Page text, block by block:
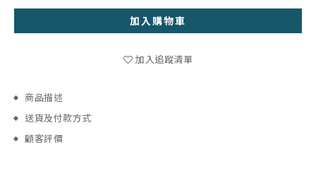
加入購物車
加入追蹤清單
商品描述
送貨及付款方式
顧客評價